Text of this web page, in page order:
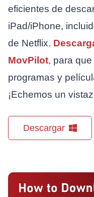
eficientes de
iPad/iPhone,
de Netflix.
MovPilot, para
programas y
¡Echemos un
Descargar